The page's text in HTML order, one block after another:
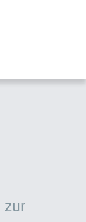
zur